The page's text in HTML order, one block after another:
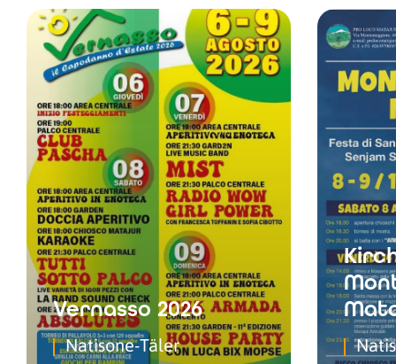
Vernasso 2026
Natisone-Täler